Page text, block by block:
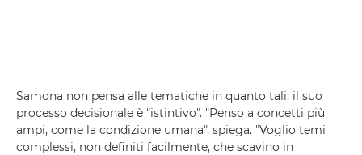
Samona non pensa alle tematiche in quanto tali; il suo
processo decisionale è "istintivo". "Penso a concetti più
ampi, come la condizione umana", spiega. "Voglio temi
complessi, non definiti facilmente, che scavino in